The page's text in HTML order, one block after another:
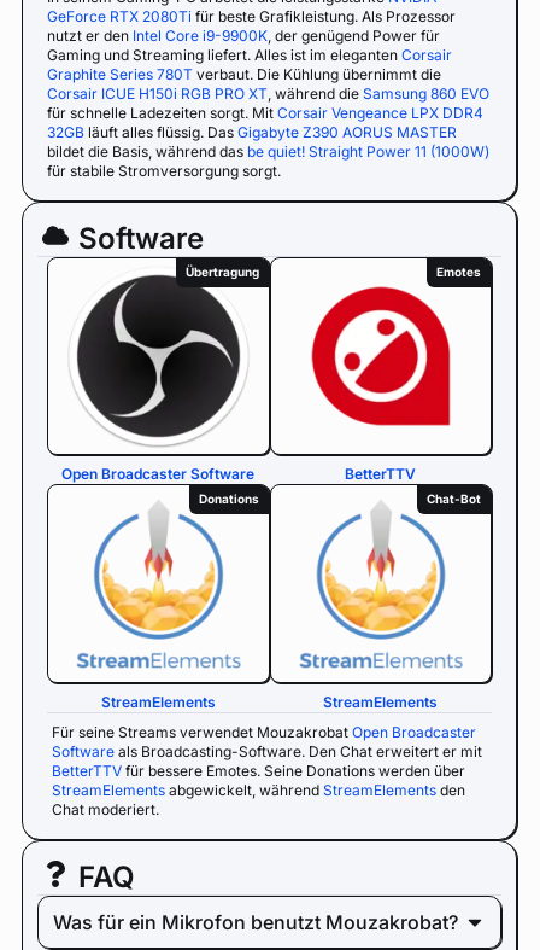
GeForce RTX 2080Ti für beste Grafikleistung. Als Prozessor
nutzt er den Intel Core i9-9900K , der genügend Power für
Gaming und Streaming liefert. Alles ist im eleganten Corsair
Graphite Series 780T verbaut. Die Kühlung übernimmt die
Corsair ICUE H150i RGB PRO XT , während die Samsung 860 EVO
für schnelle Ladezeiten sorgt. Mit Corsair Vengeance LPX DDR4
32GB läuft alles flüssig. Das Gigabyte Z390 AORUS MASTER
bildet die Basis, während das be quiet! Straight Power 11 (1000W)
für stabile Stromversorgung sorgt.
Software
Für seine Streams verwendet Mouzakrobat Open Broadcaster
Software als Broadcasting-Software. Den Chat erweitert er mit
BetterTTV für bessere Emotes. Seine Donations werden über
StreamElements abgewickelt, während StreamElements den
Chat moderiert.
Übertragung
Open Broadcaster Software
Emotes
BetterTTV
Donations
StreamElements
Chat-Bot
StreamElements
FAQ
Was für ein Mikrofon benutzt Mouzakrobat?